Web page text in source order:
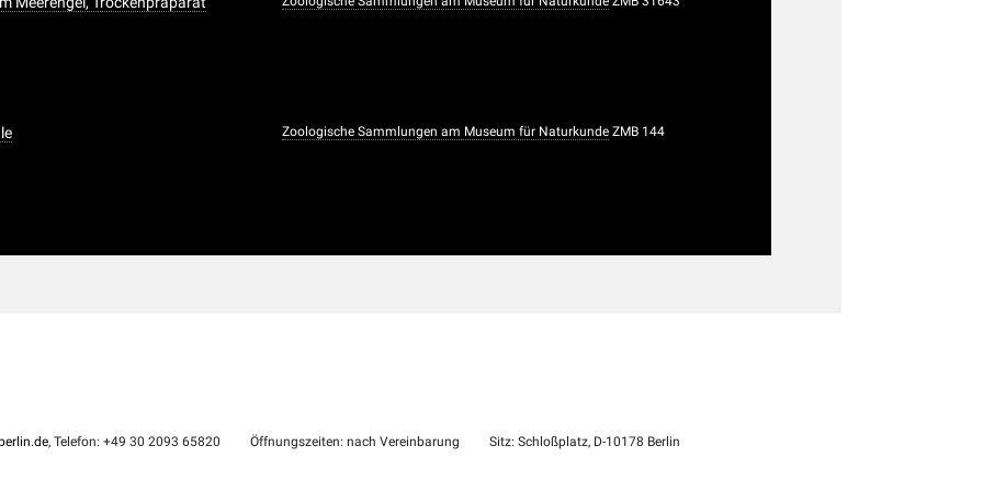
Zoologische Sammlungen am Museum für Naturkunde ZMB 144
, Telefon: +49 30 2093 65820 Öffnungszeiten: nach Vereinbarung Sitz: Schloßplatz, D-10178 Berlin